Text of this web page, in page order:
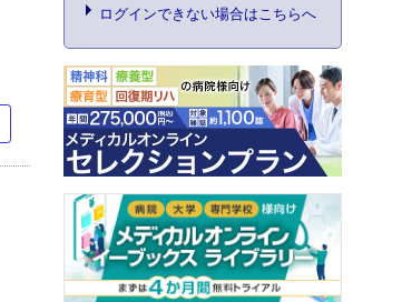
ログインできない場合はこちらへ